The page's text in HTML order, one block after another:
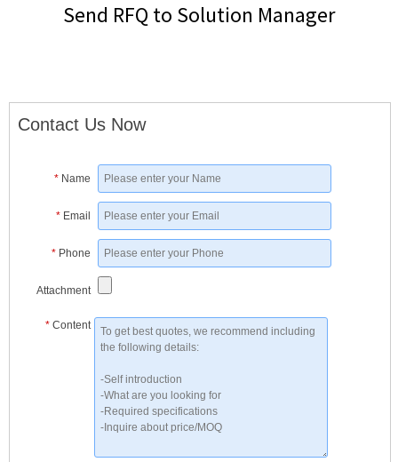
Send RFQ to Solution Manager
Contact Us Now
* Name
* Email
* Phone
Attachment
* Content